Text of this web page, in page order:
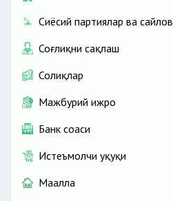
Сиёсий партиялар ва сайлов
Соғлиқни сақлаш
Солиқлар
Мажбурий ижро
Банк соҳаси
Истеъмолчи ҳуқуқи
Маҳалла